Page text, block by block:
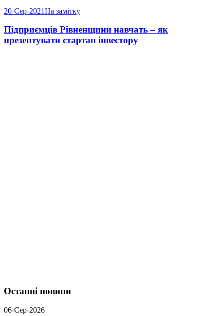
20-Сер-2021На замітку
Підприємців Рівненщини навчать – як
презентувати стартап інвестору
Останні новини
06-Сер-2026